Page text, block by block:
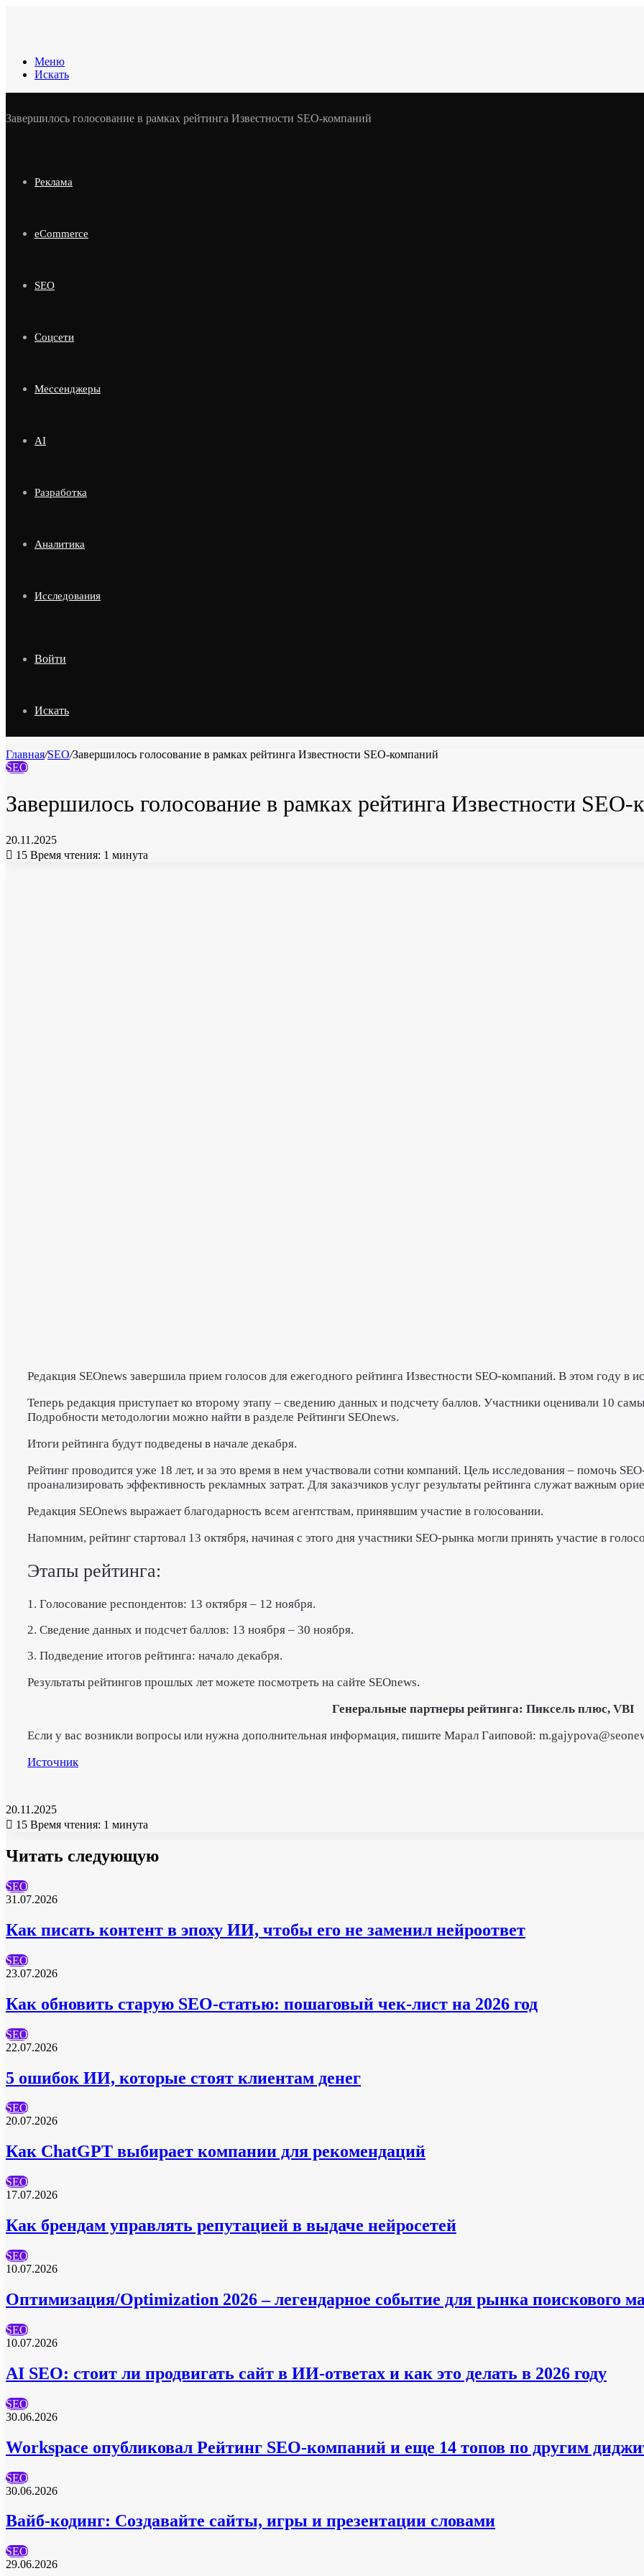
Меню
Искать
Завершилось голосование в рамках рейтинга Известности SEO-компаний
Реклама
eCommerce
SEO
Соцсети
Мессенджеры
AI
Разработка
Аналитика
Исследования
Войти
Искать
Главная/SEO/Завершилось голосование в рамках рейтинга Известности SEO-компаний
SEO
Завершилось голосование в рамках рейтинга Известности SEO-
20.11.2025
15 Время чтения: 1 минута
Редакция SEOnews завершила прием голосов для ежегодного рейтинга Известности SEO-компаний. В этом году в
Теперь редакция приступает ко второму этапу – сведению данных и подсчету баллов. Участники оценивали 10
Подробности методологии можно найти в разделе Рейтинги SEOnews.
Итоги рейтинга будут подведены в начале декабря.
Рейтинг проводится уже 18 лет, и за это время в нем участвовали сотни компаний. Цель исследования – помочь
проанализировать эффективность рекламных затрат. Для заказчиков услуг результаты рейтинга служат важным
Редакция SEOnews выражает благодарность всем агентствам, принявшим участие в голосовании.
Напомним, рейтинг стартовал 13 октября, начиная с этого дня участники SEO-рынка могли принять участие в
Этапы рейтинга:
1. Голосование респондентов: 13 октября – 12 ноября.
2. Сведение данных и подсчет баллов: 13 ноября – 30 ноября.
3. Подведение итогов рейтинга: начало декабря.
Результаты рейтингов прошлых лет можете посмотреть на сайте SEOnews.
Генеральные партнеры рейтинга: Пиксель плюс, VBI
Если у вас возникли вопросы или нужна дополнительная информация, пишите Марал Гаиповой:
Источник
20.11.2025
15 Время чтения: 1 минута
Читать следующую
SEO
31.07.2026
Как писать контент в эпоху ИИ, чтобы его не заменил нейроответ
SEO
23.07.2026
Как обновить старую SEO-статью: пошаговый чек-лист на 2026 год
SEO
22.07.2026
5 ошибок ИИ, которые стоят клиентам денег
SEO
20.07.2026
Как ChatGPT выбирает компании для рекомендаций
SEO
17.07.2026
Как брендам управлять репутацией в выдаче нейросетей
SEO
10.07.2026
Оптимизация/Optimization 2026 – легендарное событие для рынка поискового
SEO
10.07.2026
AI SEO: стоит ли продвигать сайт в ИИ-ответах и как это делать в 2026 году
SEO
30.06.2026
Workspace опубликовал Рейтинг SEO-компаний и еще 14 топов по другим
SEO
30.06.2026
Вайб-кодинг: Создавайте сайты, игры и презентации словами
SEO
29.06.2026